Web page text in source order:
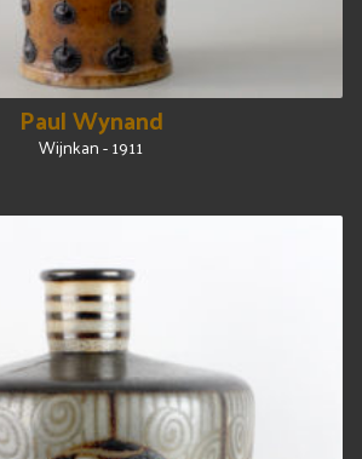
Paul Wynand
Wijnkan - 1911